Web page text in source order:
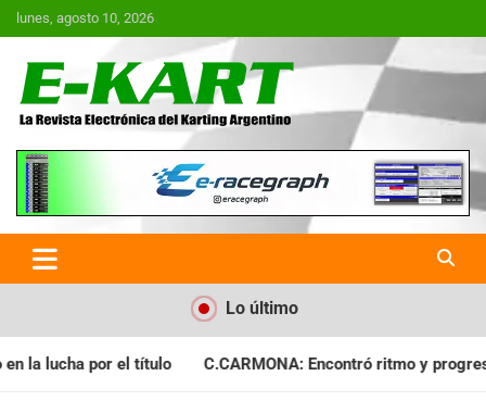
Saltar
al
lunes, agosto 10, 2026
E-Kart.com.ar | La Revista
Electrónica del Karting en
Argentina
Lo último
Encontró ritmo y progresó en Baradero A.PIZARRO: